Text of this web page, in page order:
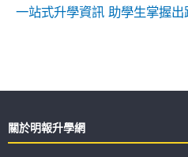
一站式升學資訊 助學生掌握出
關於明報升學網